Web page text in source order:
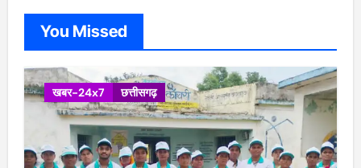
You Missed
खबर-24x7 छत्तीसगढ़